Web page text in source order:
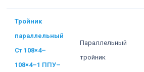
Тройник
параллельный
Ст 108×4–
108×4–1 ППУ–
Параллельный
тройник